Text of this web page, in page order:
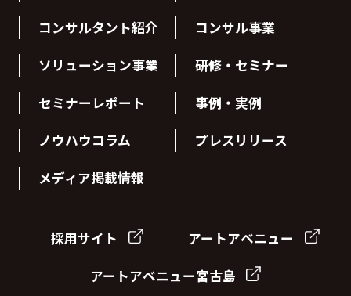
コンサルタント紹介 コンサル事業
ソリューション事業 研修・セミナー
セミナーレポート 事例・実例
ノウハウコラム プレスリリース
メディア掲載情報
採用サイト アートアベニュー
アートアベニュー宮古島